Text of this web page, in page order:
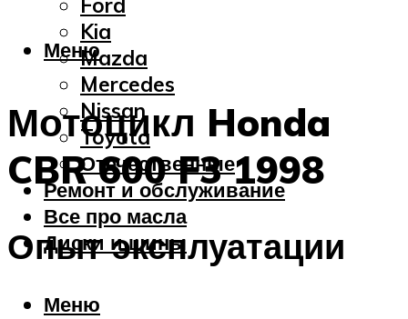
Ford
Kia
Mazda
Mercedes
Nissan
Toyota
Отечественные
Ремонт и обслуживание
Все про масла
Диски и шины
Меню
Меню
Мотоцикл Honda
CBR 600 F3 1998
Опыт эксплуатации